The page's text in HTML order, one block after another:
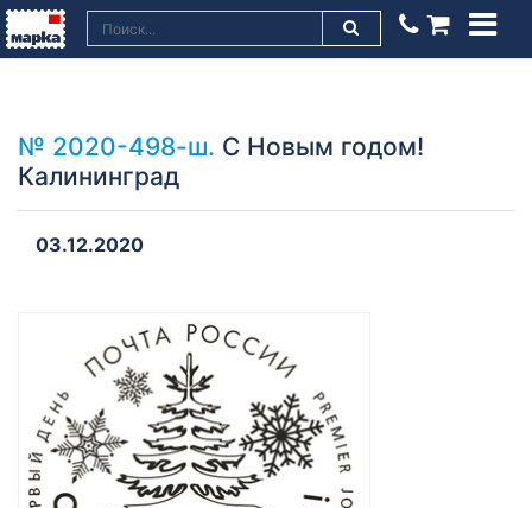
№ 2020-498-ш. С Новым годом!
Калининград
03.12.2020